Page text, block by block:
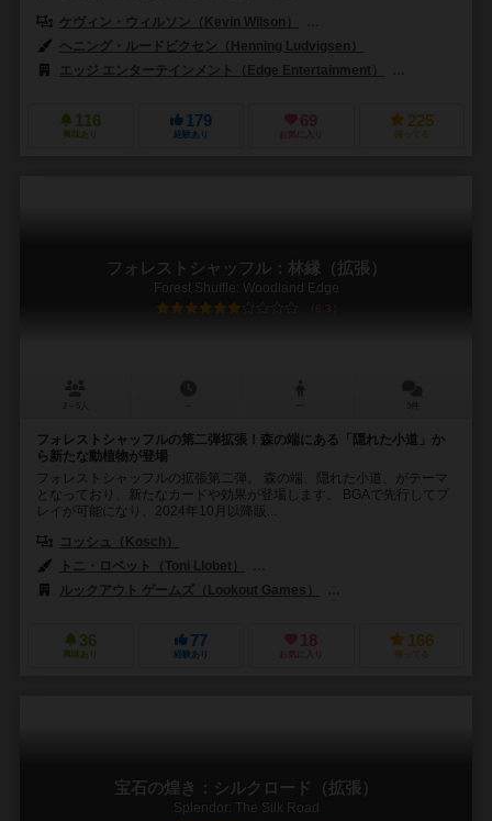
ケヴィン・ウィルソン（Kevin Wilson）
ヘニング・ルードビクセン（Henning Ludvigsen）
エッジ エンターテインメント（Edge Entertainment）
116
興味あり
179
経験あり
69
お気に入り
225
持ってる
フォレストシャッフル：林縁（拡張）
Forest Shuffle: Woodland Edge
6.3
フォレストシャッフルの第二弾拡張！森の端にある「隠れた小道」か
ら新たな動植物が登場
フォレストシャッフルの拡張第二弾。 森の端、隠れた小道、がテーマ
となっており、新たなカードや効果が登場します。 BGAで先行してプ
レイが可能になり、2024年10月以降販...
コッシュ（Kosch）
トニ・ロベット（Toni Llobet）
ルックアウト ゲームズ（Lookout Games）
36
興味あり
77
経験あり
18
お気に入り
166
持ってる
宝石の煌き：シルクロード（拡張）
Splendor: The Silk Road